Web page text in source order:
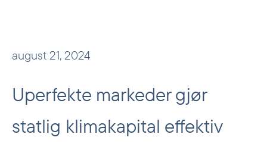
august 21, 2024
Uperfekte markeder gjør
statlig klimakapital effektiv